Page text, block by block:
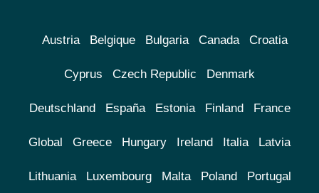
Austria Belgique Bulgaria Canada Croatia
Cyprus Czech Republic Denmark
Deutschland España Estonia Finland France
Global Greece Hungary Ireland Italia Latvia
Lithuania Luxembourg Malta Poland Portugal